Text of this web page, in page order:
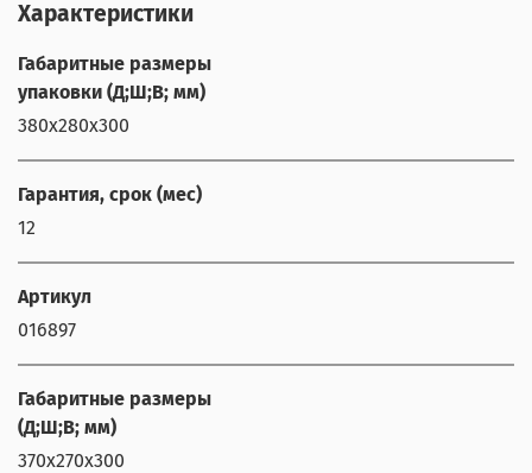
Характеристики
Габаритные размеры
упаковки (Д;Ш;В; мм)
380х280х300
Гарантия, срок (мес)
12
Артикул
016897
Габаритные размеры
(Д;Ш;В; мм)
370х270х300